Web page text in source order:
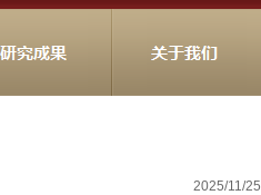
2025/11/25